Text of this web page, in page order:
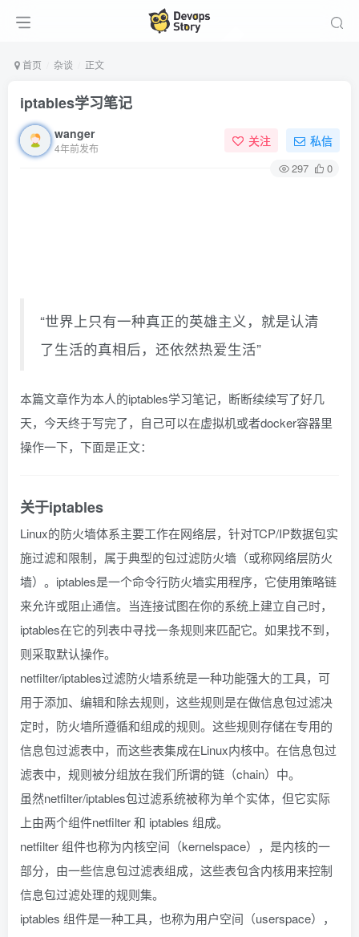
首页 杂谈 正文
iptables学习笔记
wanger
4年前发布 关注 私信
297 0
“世界上只有一种真正的英雄主义，就是认清
了生活的真相后，还依然热爱生活”
本篇文章作为本人的iptables学习笔记，断断续续写了好几
天，今天终于写完了，自己可以在虚拟机或者docker容器里
操作一下，下面是正文：
关于iptables
Linux的防火墙体系主要工作在网络层，针对TCP/IP数据包实
施过滤和限制，属于典型的包过滤防火墙（或称网络层防火
墙）。iptables是一个命令行防火墙实用程序，它使用策略链
来允许或阻止通信。当连接试图在你的系统上建立自己时，
iptables在它的列表中寻找一条规则来匹配它。如果找不到，
则采取默认操作。
netfilter/iptables过滤防火墙系统是一种功能强大的工具，可
用于添加、编辑和除去规则，这些规则是在做信息包过滤决
定时，防火墙所遵循和组成的规则。这些规则存储在专用的
信息包过滤表中，而这些表集成在Linux内核中。在信息包过
滤表中，规则被分组放在我们所谓的链（chain）中。
虽然netfilter/iptables包过滤系统被称为单个实体，但它实际
上由两个组件netfilter 和 iptables 组成。
netfilter 组件也称为内核空间（kernelspace），是内核的一
部分，由一些信息包过滤表组成，这些表包含内核用来控制
信息包过滤处理的规则集。
iptables 组件是一种工具，也称为用户空间（userspace），